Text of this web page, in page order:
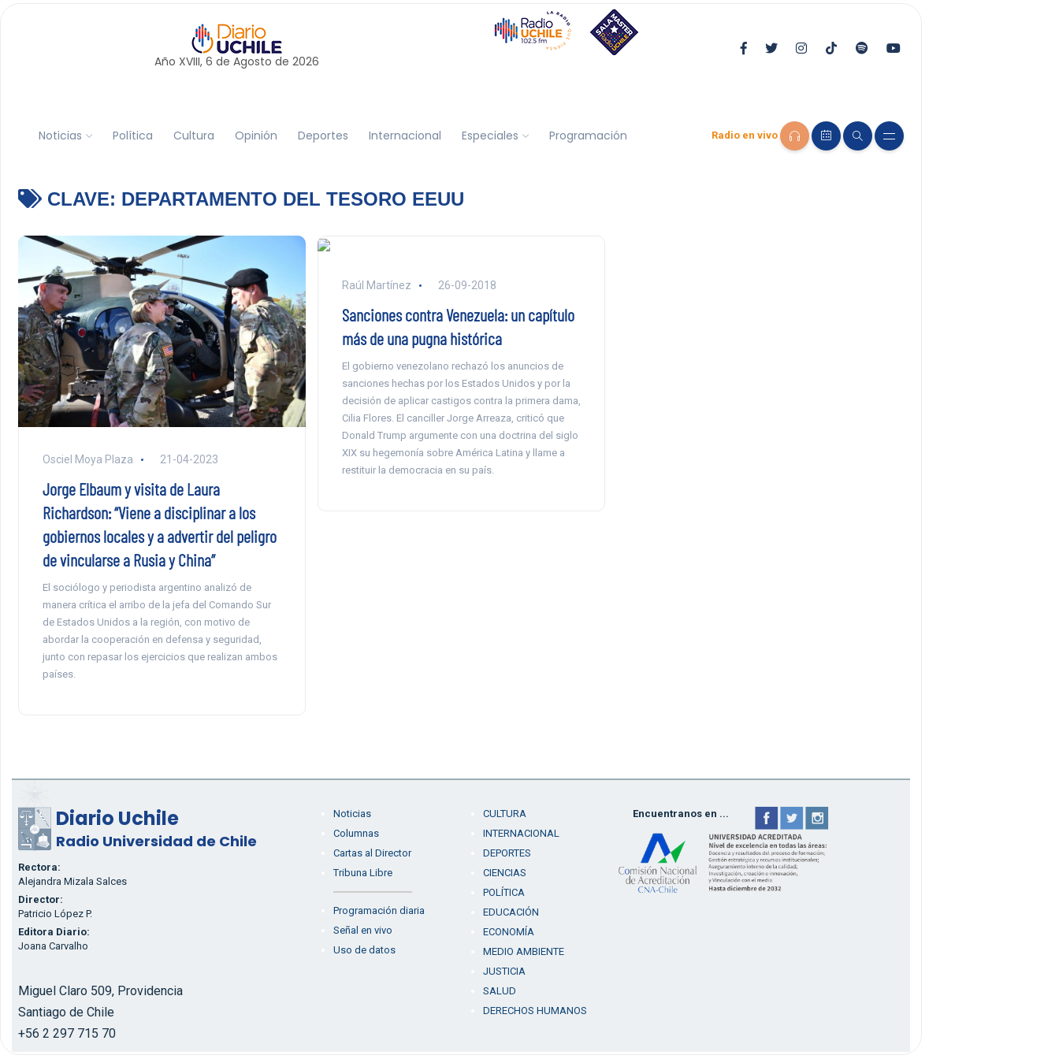
Año XVIII, 6 de Agosto de 2026
Noticias Política Cultura Opinión Deportes Internacional Especiales Programación Radio en vivo
CLAVE: DEPARTAMENTO DEL TESORO EEUU
Osciel Moya Plaza 21-04-2023
Jorge Elbaum y visita de Laura
Richardson: “Viene a disciplinar a los
gobiernos locales y a advertir del peligro
de vincularse a Rusia y China”
El sociólogo y periodista argentino analizó de
manera crítica el arribo de la jefa del Comando Sur
de Estados Unidos a la región, con motivo de
abordar la cooperación en defensa y seguridad,
junto con repasar los ejercicios que realizan ambos
países.
Raúl Martínez 26-09-2018
Sanciones contra Venezuela: un capítulo
más de una pugna histórica
El gobierno venezolano rechazó los anuncios de
sanciones hechas por los Estados Unidos y por la
decisión de aplicar castigos contra la primera dama,
Cilia Flores. El canciller Jorge Arreaza, criticó que
Donald Trump argumente con una doctrina del siglo
XIX su hegemonía sobre América Latina y llame a
restituir la democracia en su país.
Diario Uchile
Radio Universidad de Chile
Rectora:
Alejandra Mizala Salces
Director:
Patricio López P.
Editora Diario:
Joana Carvalho
Miguel Claro 509, Providencia
Santiago de Chile
+56 2 297 715 70
Noticias
Columnas
Cartas al Director
Tribuna Libre
Programación diaria
Señal en vivo
Uso de datos
CULTURA
INTERNACIONAL
DEPORTES
CIENCIAS
POLÍTICA
EDUCACIÓN
ECONOMÍA
MEDIO AMBIENTE
JUSTICIA
SALUD
DERECHOS HUMANOS
Encuentranos en ...